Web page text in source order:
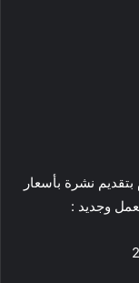
الكرام بتقديم نشرة بأسعار
وجديد :